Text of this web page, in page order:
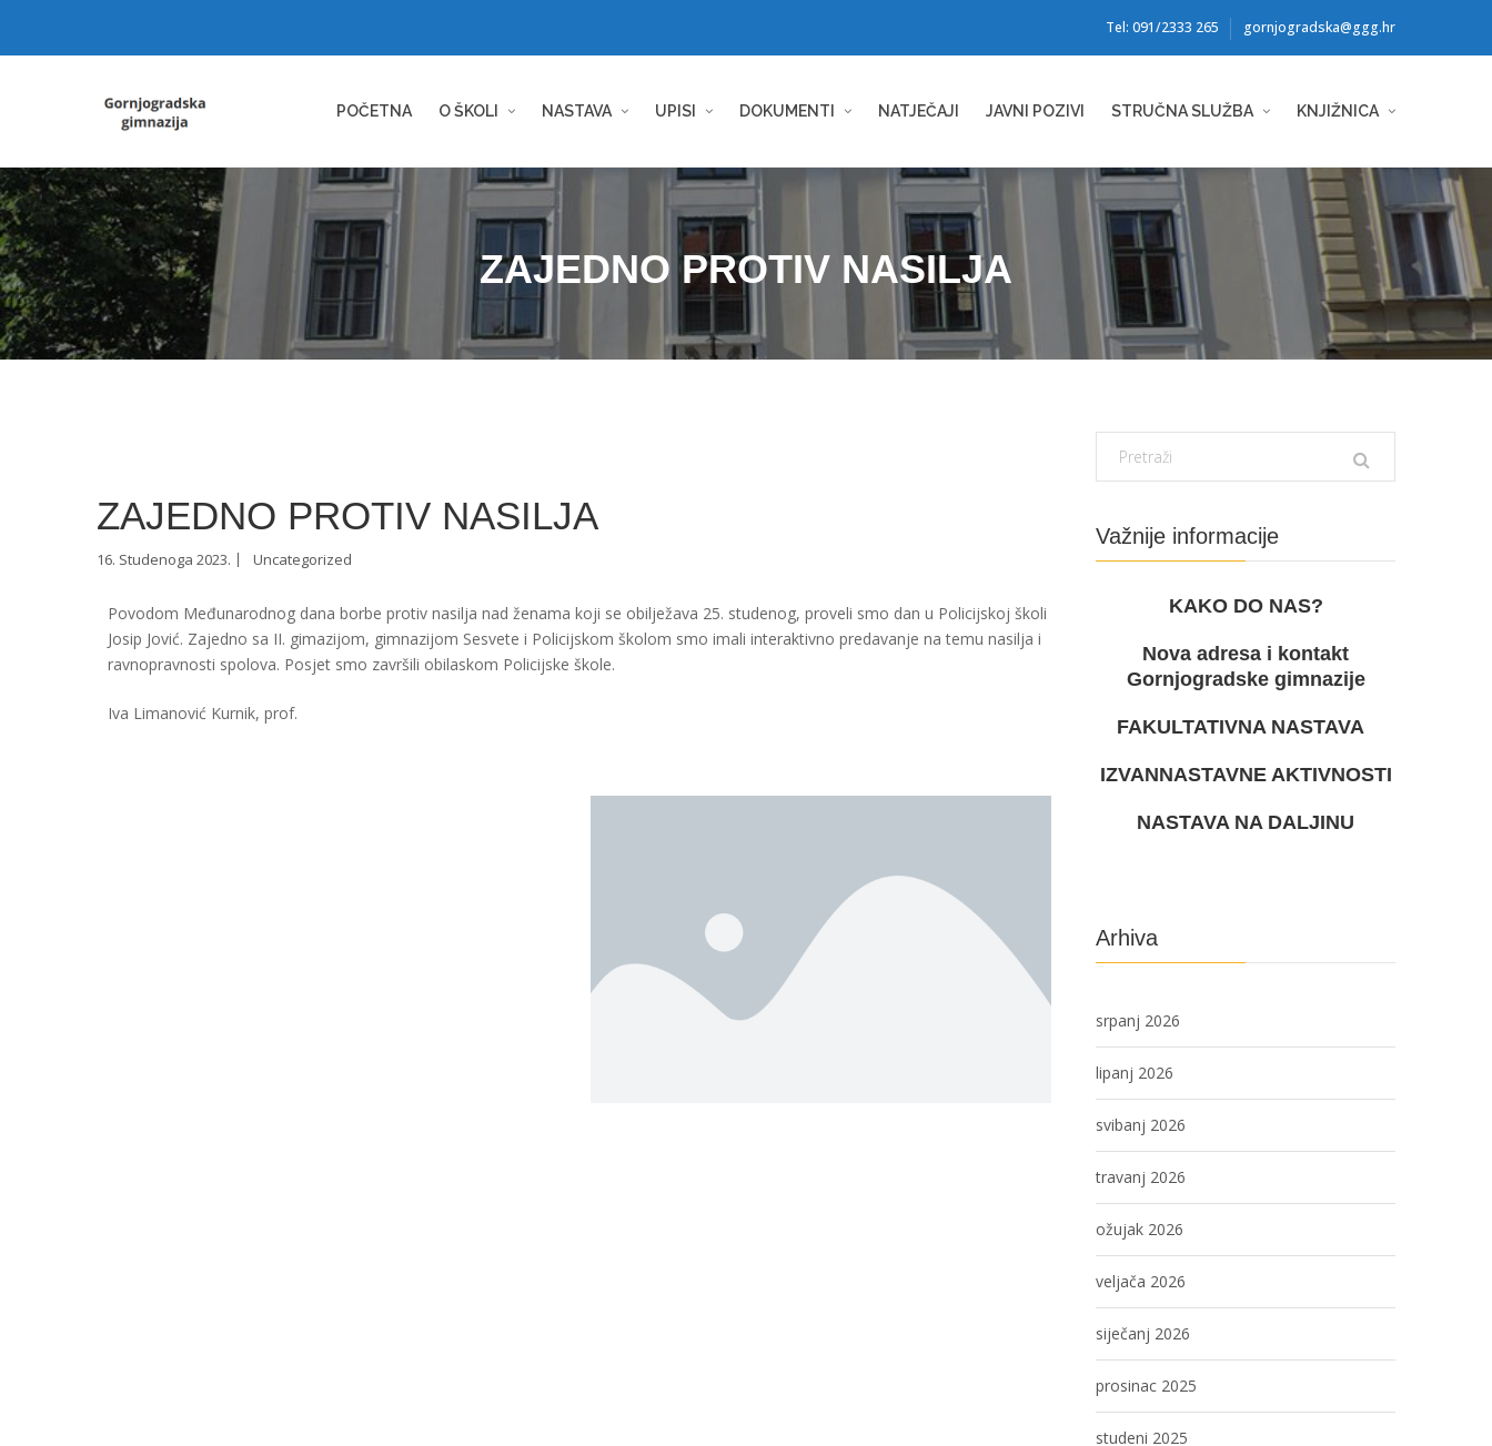
Tel: 091/2333 265 gornjogradska@ggg.hr
POČETNA O ŠKOLI NASTAVA UPISI DOKUMENTI NATJEČAJI JAVNI POZIVI STRUČNA SLUŽBA KNJIŽNICA
ZAJEDNO PROTIV NASILJA
ZAJEDNO PROTIV NASILJA
16. Studenoga 2023. Uncategorized
Povodom Međunarodnog dana borbe protiv nasilja nad ženama koji se obilježava 25. studenog, proveli smo dan u Policijskoj školi
Josip Jović. Zajedno sa II. gimazijom, gimnazijom Sesvete i Policijskom školom smo imali interaktivno predavanje na temu nasilja i
ravnopravnosti spolova. Posjet smo završili obilaskom Policijske škole.
Iva Limanović Kurnik, prof.
Važnije informacije
KAKO DO NAS?
Nova adresa i kontakt
Gornjogradske gimnazije
FAKULTATIVNA NASTAVA
IZVANNASTAVNE AKTIVNOSTI
NASTAVA NA DALJINU
Arhiva
srpanj 2026
lipanj 2026
svibanj 2026
travanj 2026
ožujak 2026
veljača 2026
siječanj 2026
prosinac 2025
studeni 2025